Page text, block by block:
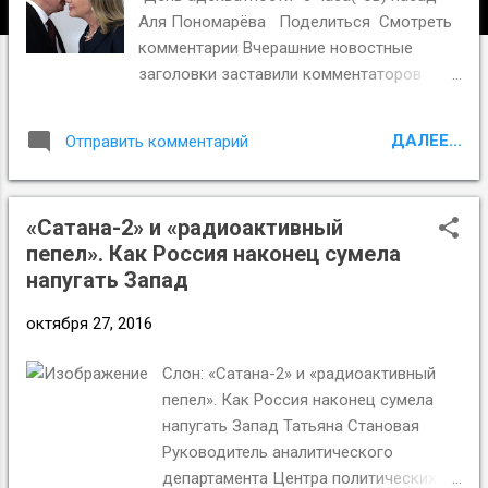
Аля Пономарёва Поделиться Смотреть
комментарии Вчерашние новостные
заголовки заставили комментаторов
власти удалось сделать рекордное
количество неожиданных заявлений.
поддерживает риторику телеведущего
Дмитрия Киселева о способности
превратить США в «радиоактивный
предложения требуют тщательного
провокаций Минобороны РФ в адрес
хулиганской выходкой действия
активистов организации «Офицеры
Отправить комментарий ДАЛЕЕ...
«Сатана-2» и «радиоактивный
пепел». Как Россия наконец сумела
напугать Запад
октября 27, 2016
Слон: «Сатана-2» и «радиоактивный
пепел». Как Россия наконец сумела
напугать Запад Татьяна Становая
Руководитель аналитического
департамента Центра политических